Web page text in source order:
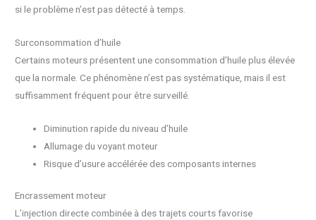
si le problème n’est pas détecté à temps.
Surconsommation d’huile
Certains moteurs présentent une consommation d’huile plus élevée
que la normale. Ce phénomène n’est pas systématique, mais il est
suffisamment fréquent pour être surveillé.
Diminution rapide du niveau d’huile
Allumage du voyant moteur
Risque d’usure accélérée des composants internes
Encrassement moteur
L’injection directe combinée à des trajets courts favorise